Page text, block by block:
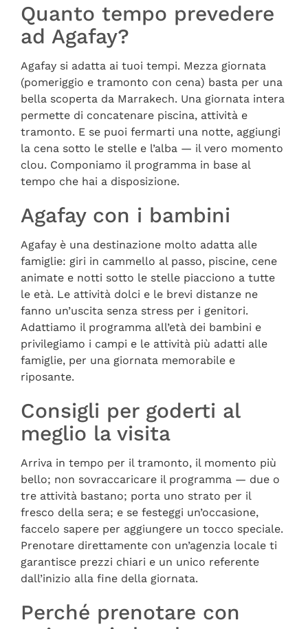
Quanto tempo prevedere
ad Agafay?
Agafay si adatta ai tuoi tempi. Mezza giornata
(pomeriggio e tramonto con cena) basta per una
bella scoperta da Marrakech. Una giornata intera
permette di concatenare piscina, attività e
tramonto. E se puoi fermarti una notte, aggiungi
la cena sotto le stelle e l’alba — il vero momento
clou. Componiamo il programma in base al
tempo che hai a disposizione.
Agafay con i bambini
Agafay è una destinazione molto adatta alle
famiglie: giri in cammello al passo, piscine, cene
animate e notti sotto le stelle piacciono a tutte
le età. Le attività dolci e le brevi distanze ne
fanno un’uscita senza stress per i genitori.
Adattiamo il programma all’età dei bambini e
privilegiamo i campi e le attività più adatti alle
famiglie, per una giornata memorabile e
riposante.
Consigli per goderti al
meglio la visita
Arriva in tempo per il tramonto, il momento più
bello; non sovraccaricare il programma — due o
tre attività bastano; porta uno strato per il
fresco della sera; e se festeggi un’occasione,
faccelo sapere per aggiungere un tocco speciale.
Prenotare direttamente con un’agenzia locale ti
garantisce prezzi chiari e un unico referente
dall’inizio alla fine della giornata.
Perché prenotare con